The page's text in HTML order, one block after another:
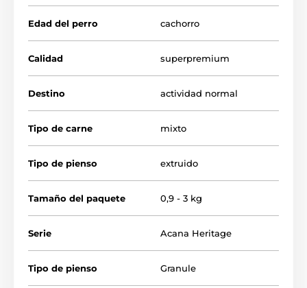
Alta composición de carne, ideal para razas
pequeñas.
Croquetas pequeñas + alto valor energético.
Sin cereales ("grain-free") + sin soja, maíz ni trigo.
Apoya el crecimiento, la piel sana y el pelaje gracias
a los omegas 3/6 y probióticos.
Edad del perro cachorro
Calidad superpremium
Destino actividad normal
Tipo de carne mixto
Tipo de pienso extruido
Tamaño del paquete 0,9 - 3 kg
Serie Acana Heritage
Tipo de pienso Granule